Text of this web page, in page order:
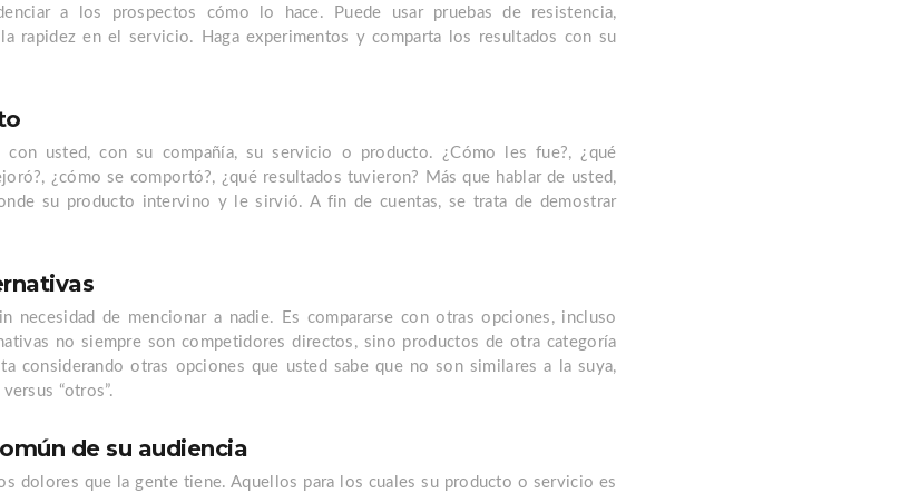
a los prospectos cómo lo hace. Puede usar pruebas de resistencia,
rapidez en el servicio. Haga experimentos y comparta los resultados con su
con usted, con su compañía, su servicio o producto. ¿Cómo les fue?, ¿qué
¿cómo se comportó?, ¿qué resultados tuvieron? Más que hablar de usted,
su producto intervino y le sirvió. A fin de cuentas, se trata de demostrar
necesidad de mencionar a nadie. Es compararse con otras opciones, incluso
no siempre son competidores directos, sino productos de otra categoría
considerando otras opciones que usted sabe que no son similares a la suya,
“otros”.
de su audiencia
dolores que la gente tiene. Aquellos para los cuales su producto o servicio es